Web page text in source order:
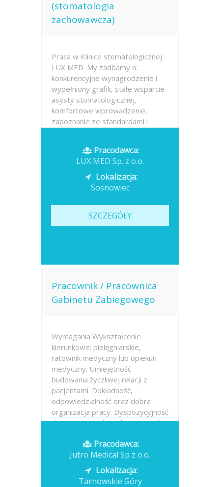
(stomatologia
zachowawcza)
Praca w Klinice stomatologicznej
LUX MED. My zadbamy o:
konkurencyjne wynagrodzenie i
wypełniony grafik, stałe wsparcie
asysty stomatologicznej,
komfortowe wprowadzenie,
zapoznanie ze standardami i
Opublikowano: dzisiaj
Pracodawca:
LUX MED Sp. z o.o.
Lokalizacja:
Sosnowiec
SZCZEGÓŁY
Pracownik / Pracownica
Gabinetu Zabiegowego
Wymagania Wykształcenie
kierunkowe: pielęgniarskie,
ratownik medyczny lub opiekun
medyczny. Umiejętność
budowania życzliwej relacji z
pacjentami. Dokładność,
odpowiedzialność oraz dobra
organizacja pracy. Dyspozycyjność
do pracy w godzinach porannych.
Opublikowano: dzisiajPracodawca:
Jutro Medical Sp z o.o.
Lokalizacja:
Tarnowskie Góry